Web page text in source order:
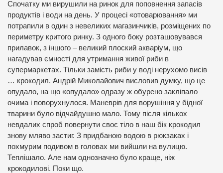
Спочатку ми вирушили на ринок для поповнення запасів
продуктів і води на день. У процесі «отоварювання» ми
потрапили в один з невеликих магазинчиків, розміщених по
периметру критого ринку. З одного боку розташовувався
прилавок, з іншого – великий плоский акваріум, що
нагадував ємності для утримання живої риби в
супермаркетах. Тільки замість риби у воді нерухомо висів
… крокодил. Андрій Миколайович висловив думку, що це
опудало, на що «опудало» одразу ж обурено закліпало
очима і поворухнулося. Маневрів для ворушіння у бідної
тварини було відчайдушно мало. Тому після кількох
невдалих спроб повернути своє тіло в наш бік крокодил
знову мляво застиг. З придбаною водою в рюкзаках і
похмурим подивом в головах ми вийшли на вулицю.
Теплішало. Але нам однозначно було краще, ніж
крокодилові. Поки що.